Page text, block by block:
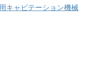
キャビテーション機械